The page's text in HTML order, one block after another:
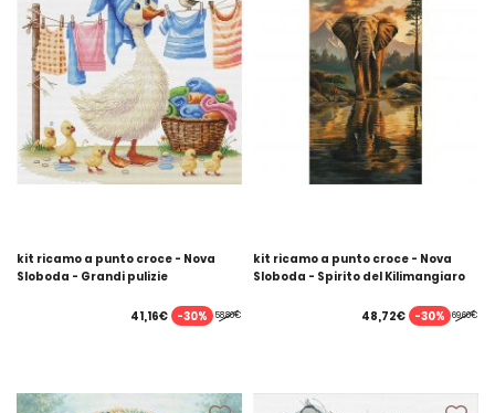
kit ricamo a punto croce - Nova
Sloboda - Grandi pulizie
58,80€
41,16€ -30%
kit ricamo a punto croce - Nova
Sloboda - Spirito del Kilimangiaro
69,60€
48,72€ -30%